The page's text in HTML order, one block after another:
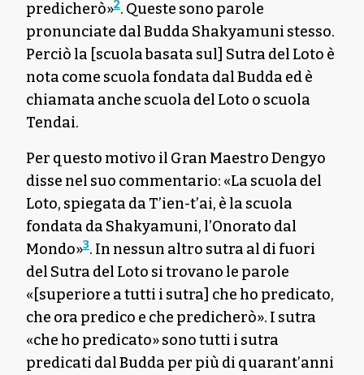
predicherò»2. Queste sono parole
pronunciate dal Budda Shakyamuni stesso.
Perciò la [scuola basata sul] Sutra del Loto è
nota come scuola fondata dal Budda ed è
chiamata anche scuola del Loto o scuola
Tendai.
Per questo motivo il Gran Maestro Dengyo
disse nel suo commentario: «La scuola del
Loto, spiegata da T’ien-t’ai, è la scuola
fondata da Shakyamuni, l’Onorato dal
Mondo»3. In nessun altro sutra al di fuori
del Sutra del Loto si trovano le parole
«[superiore a tutti i sutra] che ho predicato,
che ora predico e che predicherò». I sutra
«che ho predicato» sono tutti i sutra
predicati dal Budda per più di quarant’anni